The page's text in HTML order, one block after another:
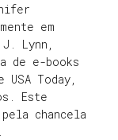
em
Lynn,
de e-books
Today,
Este
chancela